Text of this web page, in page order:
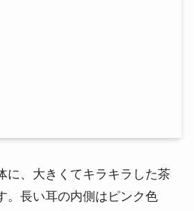
に、大きくてキラキラした茶
。長い耳の内側はピンク色